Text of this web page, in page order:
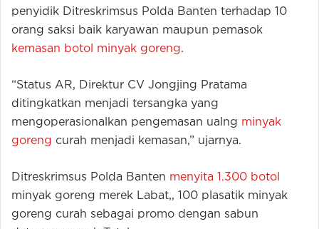
penyidik Ditreskrimsus Polda Banten terhadap 10
orang saksi baik karyawan maupun pemasok
kemasan botol minyak goreng.
“Status AR, Direktur CV Jongjing Pratama
ditingkatkan menjadi tersangka yang
mengoperasionalkan pengemasan ualng minyak
goreng curah menjadi kemasan,” ujarnya.
Ditreskrimsus Polda Banten menyita 1.300 botol
minyak goreng merek Labat,, 100 plasatik minyak
goreng curah sebagai promo dengan sabun